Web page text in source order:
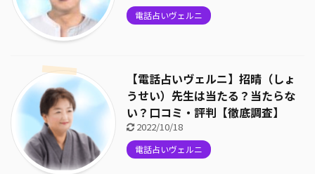
電話占いヴェルニ
【電話占いヴェルニ】招晴（しょ
うせい）先生は当たる？当たらな
い？口コミ・評判【徹底調査】
2022/10/18
電話占いヴェルニ